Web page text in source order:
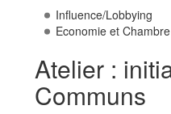
Influence/Lobbying
Economie et
Atelier :
Communs